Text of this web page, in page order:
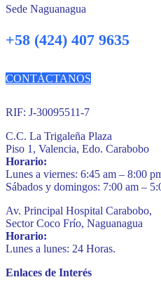
Sede Naguanagua
+58 (424) 407 9635
CONTÁCTANOS
RIF: J-30095511-7
C.C. La Trigaleña Plaza
Piso 1, Valencia, Edo. Carabobo
Horario:
Lunes a viernes: 6:45 am – 8:00
Sábados y domingos: 7:00 am –
Av. Principal Hospital Carabobo,
Sector Coco Frío, Naguanagua
Horario:
Lunes a lunes: 24 Horas.
Enlaces de Interés